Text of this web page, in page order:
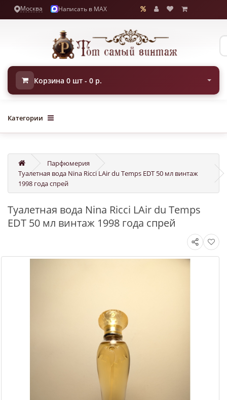
Москва Написать в MAX
Корзина 0 шт - 0 р.
Категории
Парфюмерия
Туалетная вода Nina Ricci LAir du Temps EDT 50 мл винтаж
1998 года спрей
Туалетная вода Nina Ricci LAir du Temps
EDT 50 мл винтаж 1998 года спрей